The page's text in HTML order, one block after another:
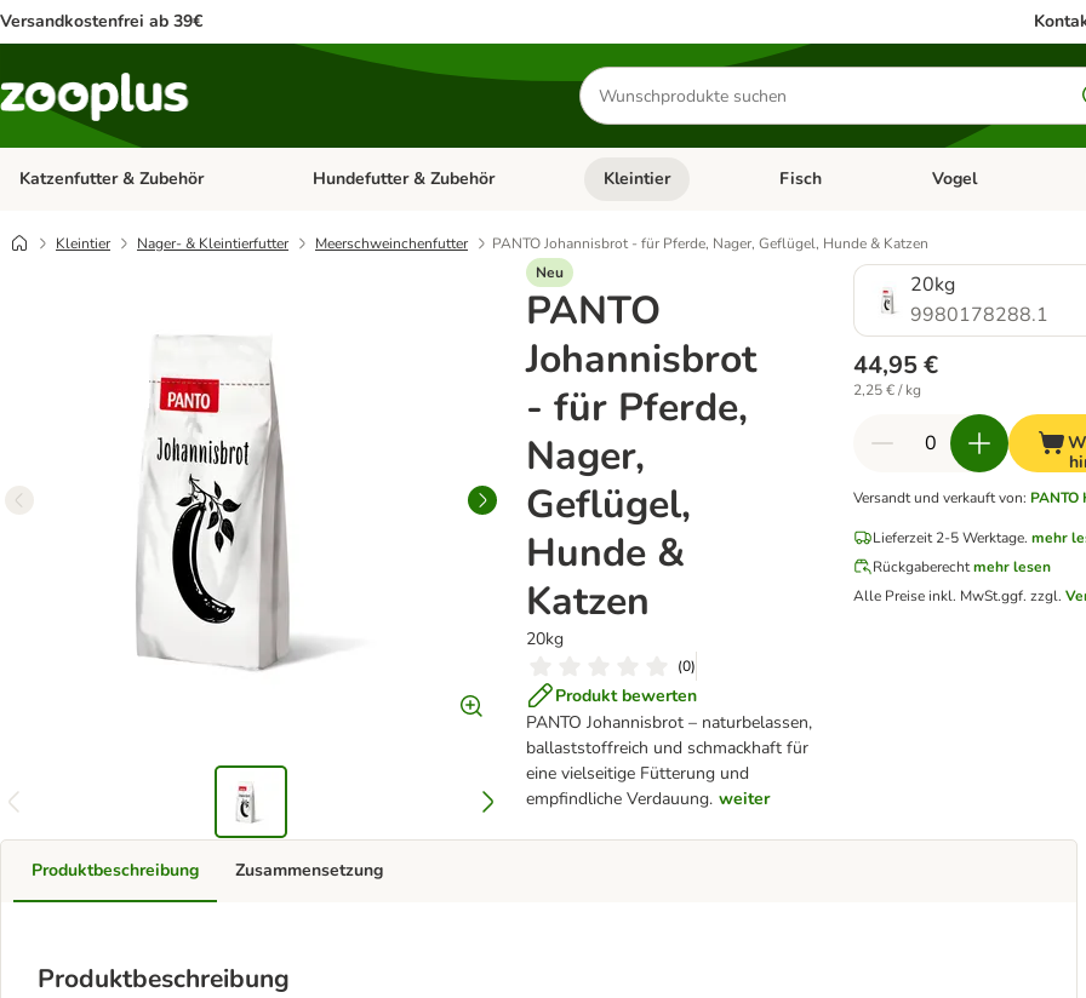
Versandkostenfrei ab 39€
Produkte
suchen
Katzenfutter & Zubehör Kategorie-Menü öffnen: Katzenfutter & Zubehör
Hundefutter & Zubehör Kategorie-Menü öffnen: Hundefutter & Zubehör
Kleintier Kategorie-Menü öffnen: Kleintier
Fisch Kategorie-Menü
Vogel
Kleintier Nager- & Kleintierfutter Meerschweinchenfutter
PANTO Johannisbrot - für Pferde, Nager, Geflügel, Hunde & Katzen
Neu
PANTO
Johannisbrot
- für Pferde,
Nager,
Geflügel,
Hunde &
Katzen
20kg
(0)
Produkt bewerten
PANTO Johannisbrot – naturbelassen,
ballaststoffreich und schmackhaft für
eine vielseitige Fütterung und
empfindliche Verdauung. weiter
20kg
9980178288.1
44,95 €
2,25 € / kg
Versandt und verkauft von:
Lieferzeit 2-5 Werktage. mehr
Rückgaberechtmehr lesen
Alle Preise inkl. MwSt.ggf. zzgl.
Produktbeschreibung
Produktbeschreibung
Zusammensetzung